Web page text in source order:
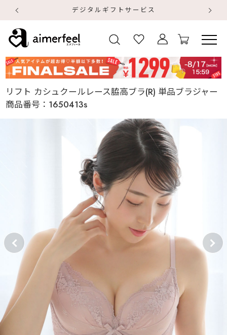
デジタルギフトサービス
リフト カシュクールレース脇高ブラ(R) 単品ブラジャー
商品番号： 1650413s